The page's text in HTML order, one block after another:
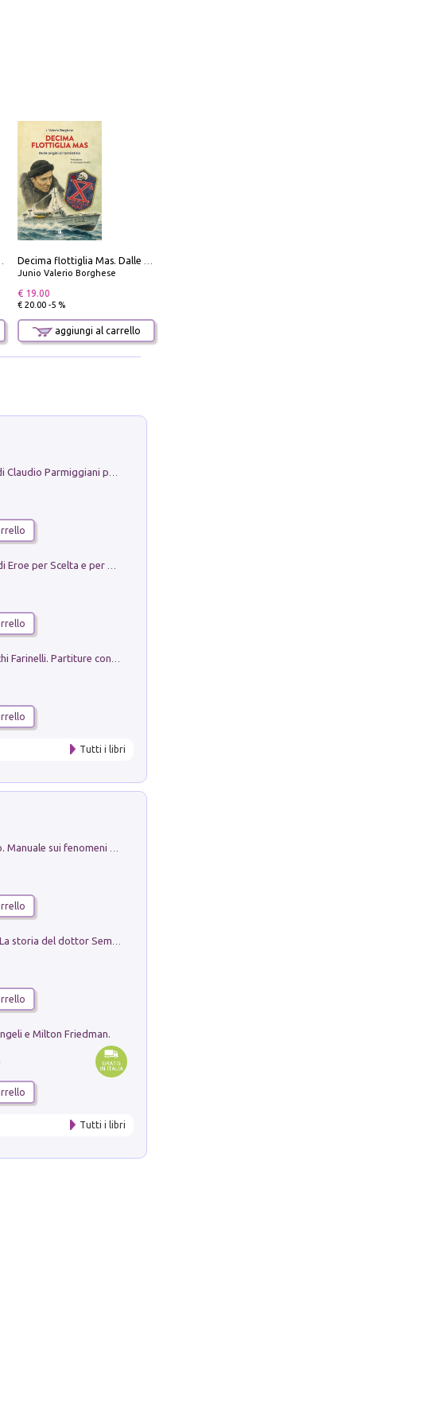
Junio Valerio Borghese
€ 19.00
€ 20.00 -5 %
aggiungi al carrello
Tutti i libri
e Milton Friedman.
Tutti i libri